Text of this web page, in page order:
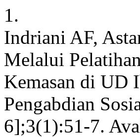
1.
Indriani AF,
Melalui
Kemasan di UD
Pengabdian
6];3(1):51-7.